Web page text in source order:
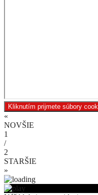
Kliknutím prijmete súbory
«
NOVŠIE
1
/
2
STARŠIE
»